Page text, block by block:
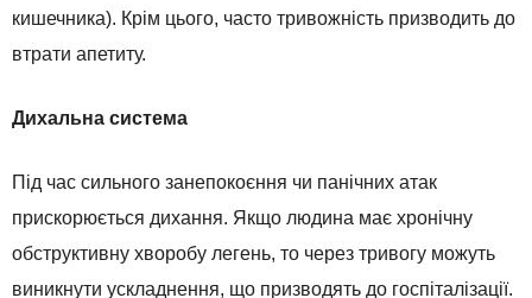
кишечника). Крім цього, часто тривожність призводить до
втрати апетиту.
Дихальна система
Під час сильного занепокоєння чи панічних атак
прискорюється дихання. Якщо людина має хронічну
обструктивну хворобу легень, то через тривогу можуть
виникнути ускладнення, що призводять до госпіталізації.